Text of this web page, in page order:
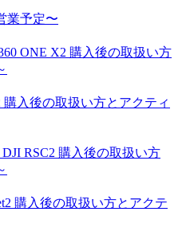
業予定〜
ONE X2 購入後の取扱い方
入後の取扱い方とアクティ
RSC2 購入後の取扱い方
購入後の取扱い方とアクテ